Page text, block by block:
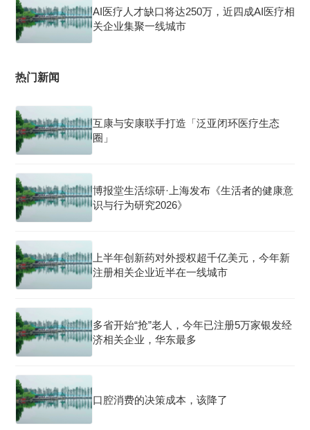
AI医疗人才缺口将达250万，近四成AI医疗相
关企业集聚一线城市
热门新闻
互康与安康联手打造「泛亚闭环医疗生态
圈」
博报堂生活综研·上海发布《生活者的健康意
识与行为研究2026》
上半年创新药对外授权超千亿美元，今年新
注册相关企业近半在一线城市
多省开始“抢”老人，今年已注册5万家银发经
济相关企业，华东最多
口腔消费的决策成本，该降了